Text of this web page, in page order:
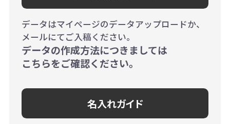
データはマイページのデータアップロードか、
メールにてご入稿ください。
データの作成方法につきましては
こちらをご確認ください。
名入れガイド